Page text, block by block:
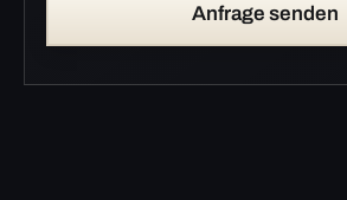
Anfrage senden